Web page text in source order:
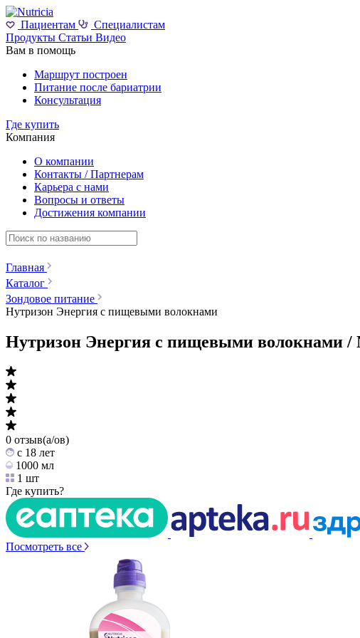
Пациентам
Специалистам
Продукты Статьи Видео
Вам в помощь
Маршрут построен
Питание после бариатрии
Консультация
Где купить
Компания
О компании
Контакты / Партнерам
Карьера с нами
Вопросы и ответы
Достижения компании
Главная
Каталог
Зондовое питание
Нутризон Энергия c пищевыми волокнами
Нутризон Энергия c пищевыми волокнами
0 отзыв(а/ов)
c 18 лет
1000 мл
1 шт
Где купить?
Посмотреть все